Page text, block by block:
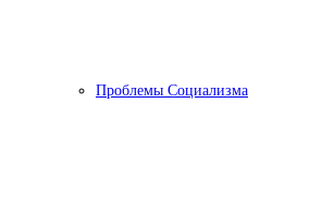
Проблемы Социализма